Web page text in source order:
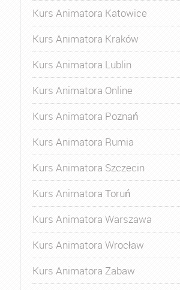
Kurs Animatora Katowice
Kurs Animatora Kraków
Kurs Animatora Lublin
Kurs Animatora Online
Kurs Animatora Poznań
Kurs Animatora Rumia
Kurs Animatora Szczecin
Kurs Animatora Toruń
Kurs Animatora Warszawa
Kurs Animatora Wrocław
Kurs Animatora Zabaw